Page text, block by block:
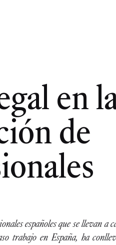
en
de
españoles que se llevan a
trabajo en España, ha